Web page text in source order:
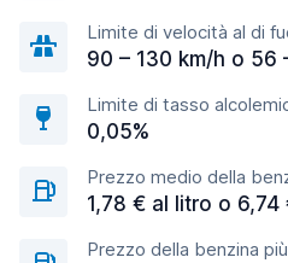
Limite di velocità al di
90 – 130 km/h o 56
Limite di tasso
0,05%
Prezzo medio della
1,78 € al litro o 6,74
Prezzo della benzina